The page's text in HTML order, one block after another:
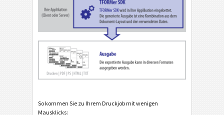
So kommen Sie zu Ihrem Druckjob mit wenigen
Mausklicks: